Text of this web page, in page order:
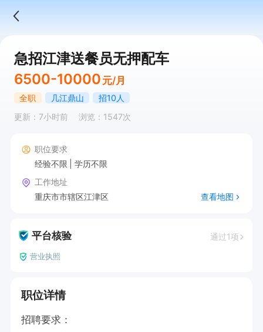
急招江津送餐员无押配车
6500-10000 元/月
全职 几江鼎山
招10人
更新：7小时前
浏览：1547次
职位要求
经验不限
学历不限
工作地址
重庆市市辖区江津区
查看地图
平台核验 通过1项
营业执照
职位详情
招聘要求：